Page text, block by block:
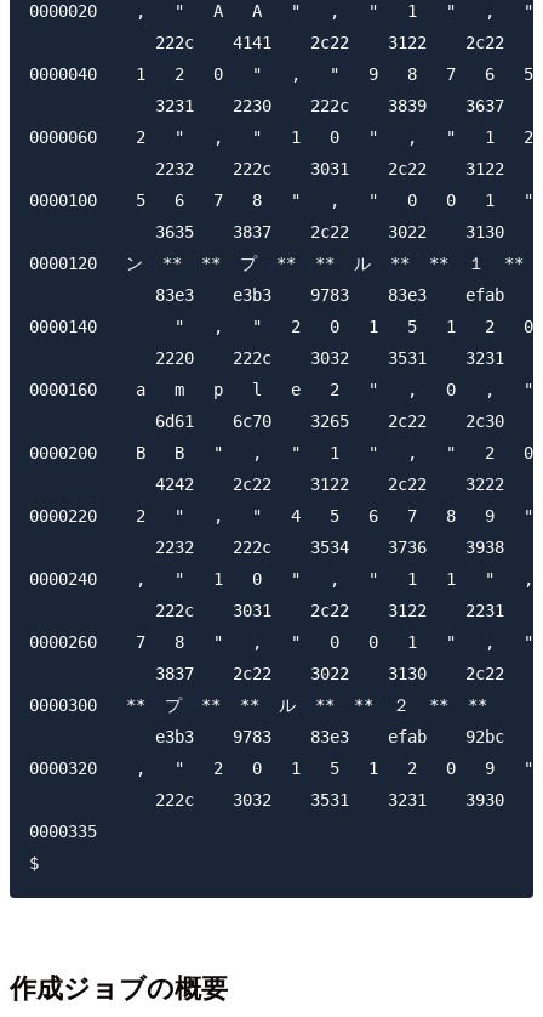
0000020    ,   "   A   A   "   ,   "   1   "   ,   "
222c    4141    2c22    3122    2c22
0000040    1   2   0   "   ,   "   9   8   7   6
3231    2230    222c    3839    3637
0000060    2   "   ,   "   1   0   "   ,   "   1
2232    222c    3031    2c22    3122
0000100    5   6   7   8   "   ,   "   0   0   1
3635    3837    2c22    3022    3130
0000120   ン  **  **  プ  **  **  ル
83e3    e3b3    9783    83e3    efab
0000140        "   ,   "   2   0   1   5   1   2
2220    222c    3032    3531    3231
0000160    a   m   p   l   e   2   "   ,   0   ,
6d61    6c70    3265    2c22    2c30
0000200    B   B   "   ,   "   1   "   ,   "   2
4242    2c22    3122    2c22    3222
0000220    2   "   ,   "   4   5   6   7   8   9
2232    222c    3534    3736    3938
0000240    ,   "   1   0   "   ,   "   1   1   "
222c    3031    2c22    3122    2231
0000260    7   8   "   ,   "   0   0   1   "   ,   "
3837    2c22    3022    3130    2c22
0000300   **  プ  **  **  ル  **  **  ２  **  **
e3b3    9783    83e3    efab    92bc
0000320    ,   "   2   0   1   5   1   2
222c    3032    3531    3231
0000335
作成ジョブの概要